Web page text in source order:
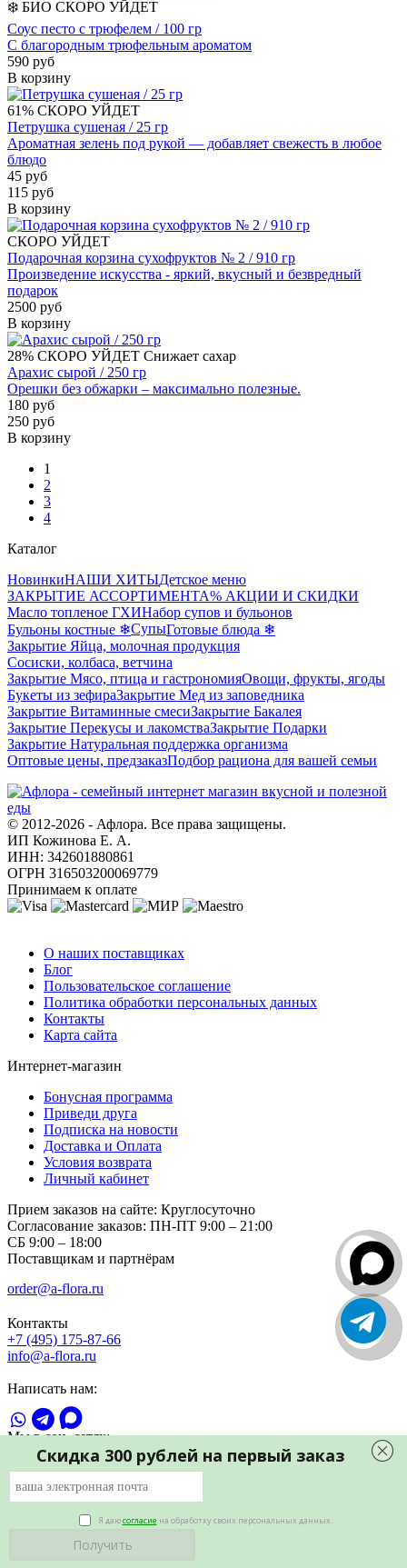
Скидка 300 рублей на первый заказ
Я даюсогласие на обработку своих персональных данных.
❄️ БИО СКОРО УЙДЕТ
Соус песто с трюфелем / 100 гр
С благородным трюфельным ароматом
590 руб
В корзину
61% СКОРО УЙДЕТ
Петрушка сушеная / 25 гр
Ароматная зелень под рукой — добавляет свежесть в любое
блюдо
45 руб
115 руб
В корзину
СКОРО УЙДЕТ
Подарочная корзина сухофруктов № 2 / 910 гр
Произведение искусства - яркий, вкусный и безвредный
подарок
2500 руб
В корзину
28% СКОРО УЙДЕТ Снижает сахар
Арахис сырой / 250 гр
Орешки без обжарки – максимально полезные.
180 руб
250 руб
В корзину
1
2
3
4
Каталог
НовинкиНАШИ ХИТЫДетское меню
ЗАКРЫТИЕ АССОРТИМЕНТА% АКЦИИ И СКИДКИ
Масло топленое ГХИНабор супов и бульонов
Бульоны костные ❄СупыГотовые блюда ❄
Закрытие Яйца, молочная продукция
Сосиски, колбаса, ветчина
Закрытие Мясо, птица и гастрономияОвощи, фрукты, ягоды
Букеты из зефираЗакрытие Мед из заповедника
Закрытие Витаминные смесиЗакрытие Бакалея
Закрытие Перекусы и лакомстваЗакрытие Подарки
Закрытие Натуральная поддержка организма
Оптовые цены, предзаказПодбор рациона для вашей семьи
© 2012-2026 - Афлора. Все права защищены.
ИП Кожинова Е. А.
ИНН: 342601880861
ОГРН 316503200069779
Принимаем к оплате
О наших поставщиках
Блог
Пользовательское соглашение
Политика обработки персональных данных
Контакты
Карта сайта
Интернет-магазин
Бонусная программа
Приведи друга
Подписка на новости
Доставка и Оплата
Условия возврата
Личный кабинет
Прием заказов на сайте: Круглосуточно
Согласование заказов: ПН-ПТ 9:00 – 21:00
СБ 9:00 – 18:00
Поставщикам и партнёрам
order@a-flora.ru
Контакты
+7 (495) 175-87-66
info@a-flora.ru
Написать нам:
Мы в соц. сетях: